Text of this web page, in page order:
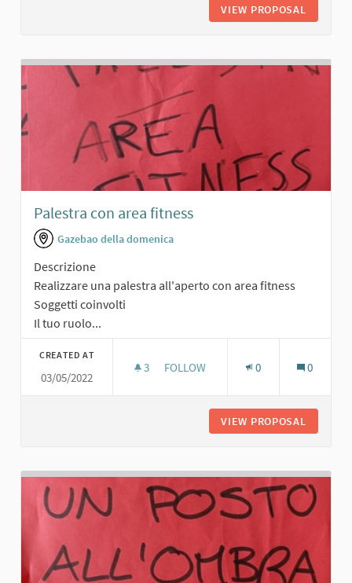
VIEW PROPOSAL
Palestra con area fitness
Gazebao della domenica
Descrizione
Realizzare una palestra all'aperto con area fitness
Soggetti coinvolti
Il tuo ruolo...
CREATED AT
03/05/2022
3 3 FOLLOWERS
FOLLOW 0 0
VIEW PROPOSAL